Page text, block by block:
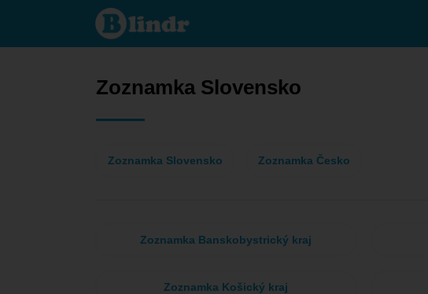
Zoznamka
- On hľadá
ju
Zoznamka Slovensko
Zoznamka Slovensko Zoznamka Česko
Zoznamka Banskobystrický kraj
Zoznamka Košický kraj